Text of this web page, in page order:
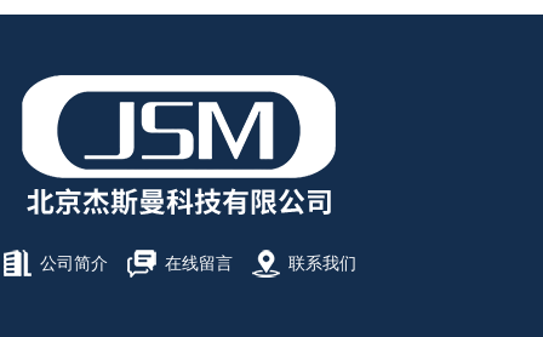
公司简介 在线留言 联系我们